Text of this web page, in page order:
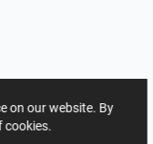
on our website. By
cookies.